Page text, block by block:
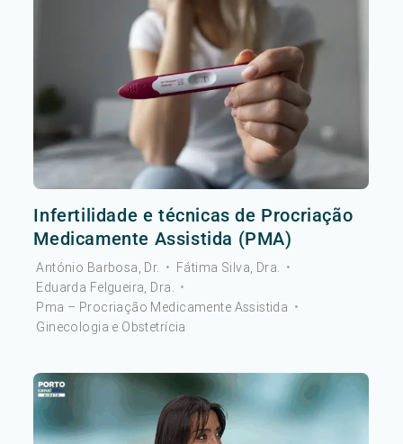
Infertilidade e técnicas de Procriação
Medicamente Assistida (PMA)
António Barbosa, Dr. • Fátima Silva, Dra. •
Eduarda Felgueira, Dra. •
Pma – Procriação Medicamente Assistida •
Ginecologia e Obstetrícia